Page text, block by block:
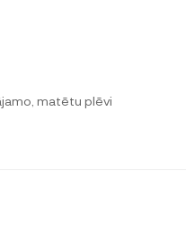
matētu plēvi